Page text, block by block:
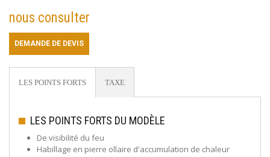
nous consulter
DEMANDE DE DEVIS
LES POINTS FORTS TAXE
LES POINTS FORTS DU MODÈLE
De visibilité du feu
Habillage en pierre ollaire d'accumulation de chaleur